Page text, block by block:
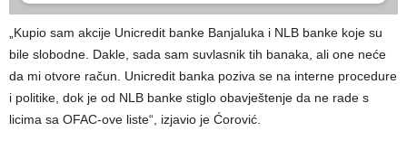
„Kupio sam akcije Unicredit banke Banjaluka i NLB banke koje su
bile slobodne. Dakle, sada sam suvlasnik tih banaka, ali one neće
da mi otvore račun. Unicredit banka poziva se na interne procedure
i politike, dok je od NLB banke stiglo obavještenje da ne rade s
licima sa OFAC-ove liste“, izjavio je Ćorović.